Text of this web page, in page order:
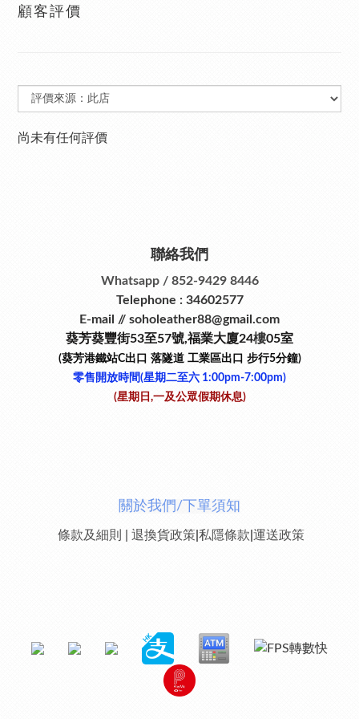
顧客評價
尚未有任何評價
聯絡我們
Whatsapp / 852-9429 8446
Telephone : 34602577
E-mail // soholeather88@gmail.com
葵芳葵豐街53至57號,福業大廈24樓05室
(葵芳港鐵站C出口 落隧道 工業區出口 步行5分鐘)
零售開放時間(星期二至六​ 1:00pm-7:00pm)
(星期日,一及公眾假期休息)
關於我們/下單須知
條款及細則 退換貨政策 私隱條款 運送政策